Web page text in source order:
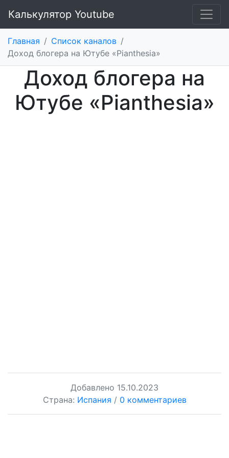
Калькулятор Youtube
Главная / Список каналов /
Доход блогера на Ютубе «Pianthesia»
Доход блогера на
Ютубе «Pianthesia»
Добавлено 15.10.2023
Страна: Испания / 0 комментариев